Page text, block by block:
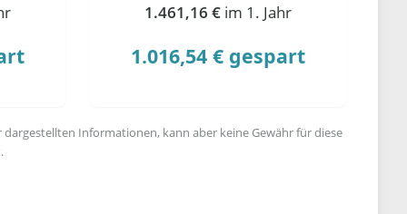
1.461,16 € im 1. Jahr
1.016,54 € gespart
Informationen, kann aber keine Gewähr für diese